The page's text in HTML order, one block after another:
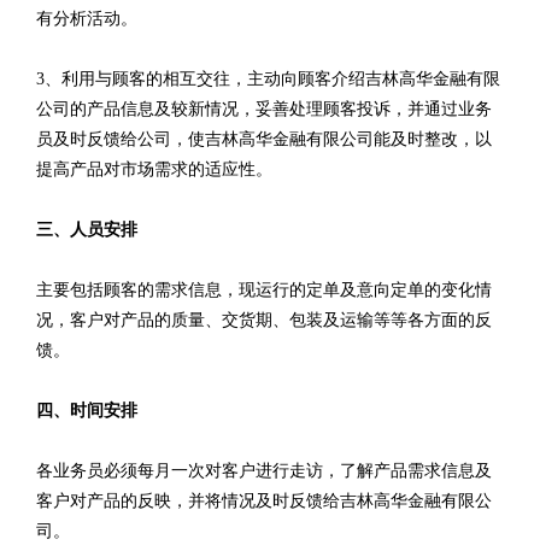
有分析活动。
3、利用与顾客的相互交往，主动向顾客介绍吉林高华金融有限
公司的产品信息及较新情况，妥善处理顾客投诉，并通过业务
员及时反馈给公司，使吉林高华金融有限公司能及时整改，以
提高产品对市场需求的适应性。
三、人员安排
主要包括顾客的需求信息，现运行的定单及意向定单的变化情
况，客户对产品的质量、交货期、包装及运输等等各方面的反
馈。
四、时间安排
各业务员必须每月一次对客户进行走访，了解产品需求信息及
客户对产品的反映，并将情况及时反馈给吉林高华金融有限公
司。